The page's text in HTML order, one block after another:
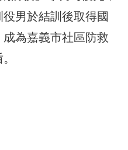
男於結訓後取得國
為嘉義市社區防救